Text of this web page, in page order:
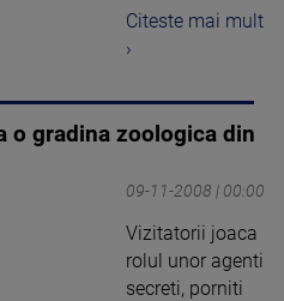
Citeste mai mult
›
o gradina zoologica din
09-11-2008 | 00:00
Vizitatorii joaca
rolul unor agenti
secreti, porniti